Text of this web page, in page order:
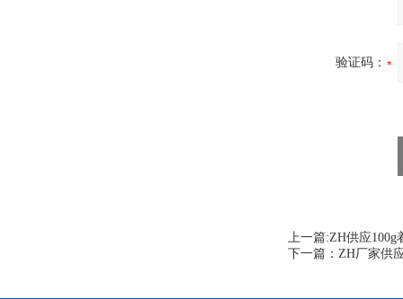
验证码：
上一篇:ZH供应100g
下一篇： ZH厂家供